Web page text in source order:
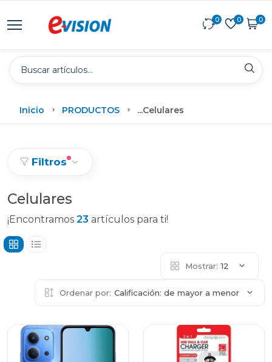
0 0 0
Inicio PRODUCTOS ...Celulares
Filtros
Celulares
¡Encontramos 23 artículos para ti!
Mostrar: 12
Ordenar por: Calificación: de mayor a menor